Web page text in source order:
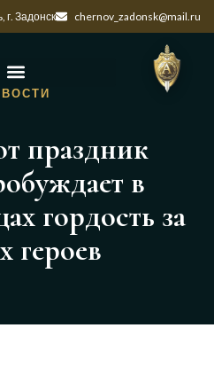
г. Задонск chernov_zadonsk@mail.ru
праздник
в
гордость за
героев